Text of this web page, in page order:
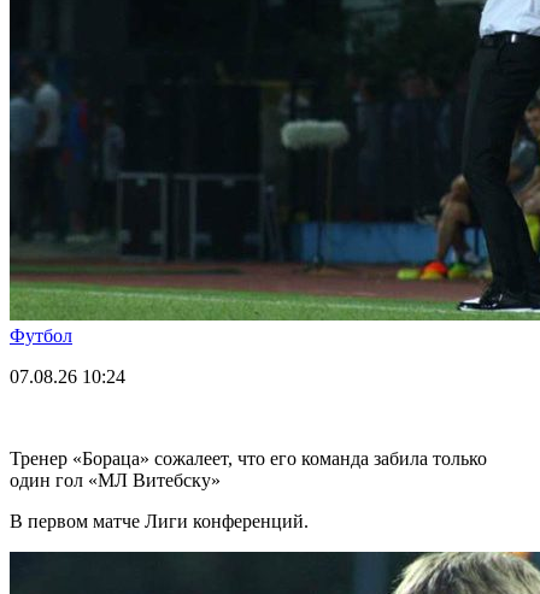
Футбол
07.08.26 10:24
Тренер «Бораца» сожалеет, что его команда забила только
один гол «МЛ Витебску»
В первом матче Лиги конференций.